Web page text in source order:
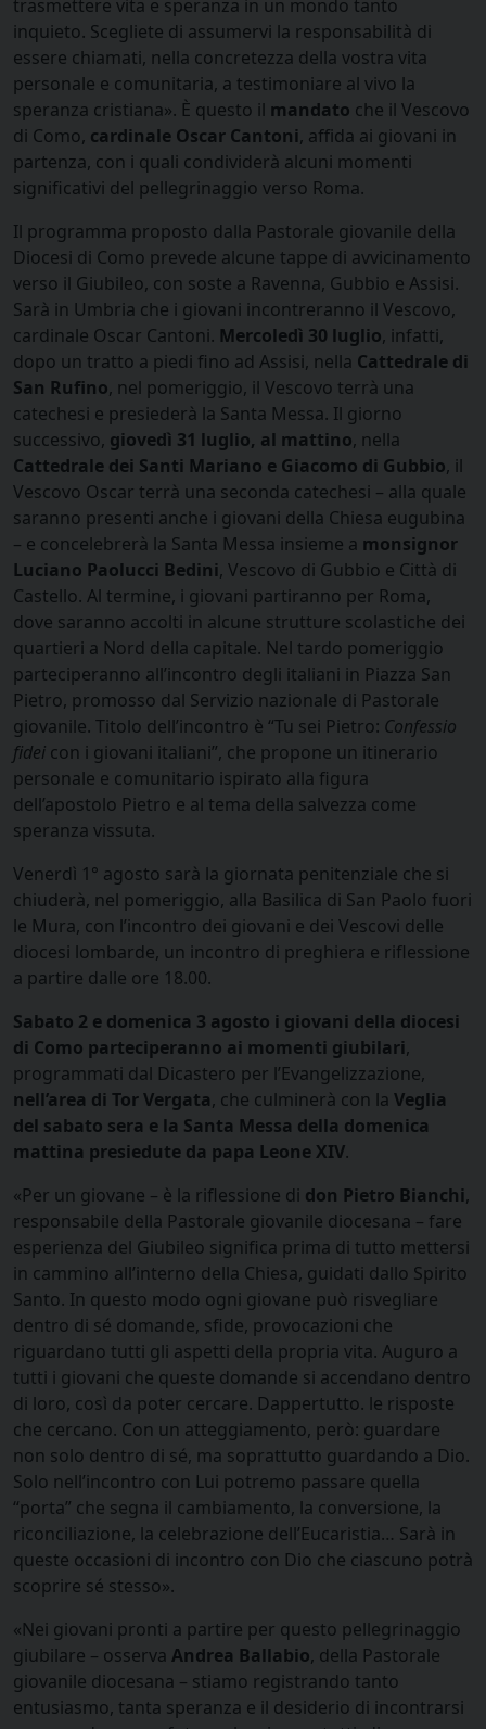
trasmettere vita e speranza in un mondo tanto
inquieto. Scegliete di assumervi la responsabilità di
essere chiamati, nella concretezza della vostra vita
personale e comunitaria, a testimoniare al vivo la
speranza cristiana». È questo il mandato che il Vescovo
di Como, cardinale Oscar Cantoni, affida ai giovani in
partenza, con i quali condividerà alcuni momenti
significativi del pellegrinaggio verso Roma.
Il programma proposto dalla Pastorale giovanile della
Diocesi di Como prevede alcune tappe di avvicinamento
verso il Giubileo, con soste a Ravenna, Gubbio e Assisi.
Sarà in Umbria che i giovani incontreranno il Vescovo,
cardinale Oscar Cantoni. Mercoledì 30 luglio, infatti,
dopo un tratto a piedi fino ad Assisi, nella Cattedrale di
San Rufino, nel pomeriggio, il Vescovo terrà una
catechesi e presiederà la Santa Messa. Il giorno
successivo, giovedì 31 luglio, al mattino, nella
Cattedrale dei Santi Mariano e Giacomo di Gubbio, il
Vescovo Oscar terrà una seconda catechesi – alla quale
saranno presenti anche i giovani della Chiesa eugubina
– e concelebrerà la Santa Messa insieme a monsignor
Luciano Paolucci Bedini, Vescovo di Gubbio e Città di
Castello. Al termine, i giovani partiranno per Roma,
dove saranno accolti in alcune strutture scolastiche dei
quartieri a Nord della capitale. Nel tardo pomeriggio
parteciperanno all’incontro degli italiani in Piazza San
Pietro, promosso dal Servizio nazionale di Pastorale
giovanile. Titolo dell’incontro è “Tu sei Pietro: Confessio
fidei con i giovani italiani”, che propone un itinerario
personale e comunitario ispirato alla figura
dell’apostolo Pietro e al tema della salvezza come
speranza vissuta.
Venerdì 1° agosto sarà la giornata penitenziale che si
chiuderà, nel pomeriggio, alla Basilica di San Paolo fuori
le Mura, con l’incontro dei giovani e dei Vescovi delle
diocesi lombarde, un incontro di preghiera e riflessione
a partire dalle ore 18.00.
Sabato 2 e domenica 3 agosto i giovani della diocesi
di Como parteciperanno ai momenti giubilari,
programmati dal Dicastero per l’Evangelizzazione,
nell’area di Tor Vergata, che culminerà con la Veglia
del sabato sera e la Santa Messa della domenica
mattina presiedute da papa Leone XIV.
«Per un giovane – è la riflessione di don Pietro Bianchi,
responsabile della Pastorale giovanile diocesana – fare
esperienza del Giubileo significa prima di tutto mettersi
in cammino all’interno della Chiesa, guidati dallo Spirito
Santo. In questo modo ogni giovane può risvegliare
dentro di sé domande, sfide, provocazioni che
riguardano tutti gli aspetti della propria vita. Auguro a
tutti i giovani che queste domande si accendano dentro
di loro, così da poter cercare. Dappertutto. le risposte
che cercano. Con un atteggiamento, però: guardare
non solo dentro di sé, ma soprattutto guardando a Dio.
Solo nell’incontro con Lui potremo passare quella
“porta” che segna il cambiamento, la conversione, la
riconciliazione, la celebrazione dell’Eucaristia… Sarà in
queste occasioni di incontro con Dio che ciascuno potrà
scoprire sé stesso».
«Nei giovani pronti a partire per questo pellegrinaggio
giubilare – osserva Andrea Ballabio, della Pastorale
giovanile diocesana – stiamo registrando tanto
entusiasmo, tanta speranza e il desiderio di incontrarsi